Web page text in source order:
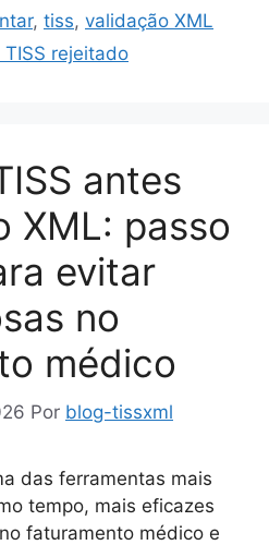
, tiss, validação XML
TISS rejeitado
antes
XML: passo
evitar
no
médico
Por blog-tissxml
das ferramentas mais
tempo, mais eficazes
faturamento médico e